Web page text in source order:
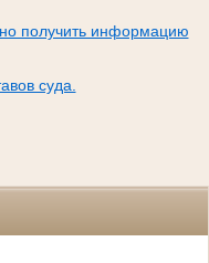
получить информацию
суда.